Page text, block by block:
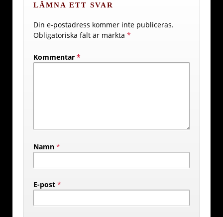
LÄMNA ETT SVAR
Din e-postadress kommer inte publiceras.
Obligatoriska fält är märkta *
Kommentar *
Namn *
E-post *